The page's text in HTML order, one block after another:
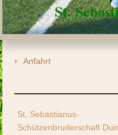
St.
Anfahrt
St. Sebastianus-
Schützenbruderschaft